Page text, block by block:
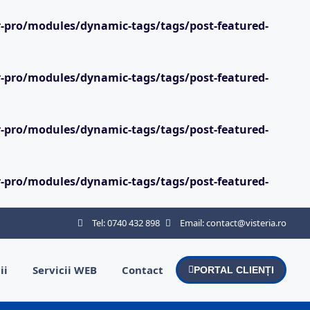
modules/dynamic-tags/tags/post-featured-
modules/dynamic-tags/tags/post-featured-
modules/dynamic-tags/tags/post-featured-
modules/dynamic-tags/tags/post-featured-
Tel: 0740 432 898 Email: contact@visteria.ro
Servicii WEB Contact PORTAL CLIENȚI